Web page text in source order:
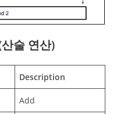
술 연산)
Description
Add